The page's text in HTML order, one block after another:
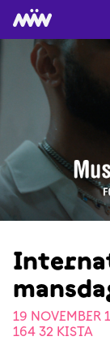
19 NOVEMBER
164 32 KISTA